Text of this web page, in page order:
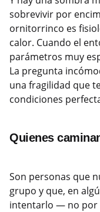
sobrevivir por
ornitorrinco es
calor. Cuando el
parámetros muy
La pregunta
una fragilidad que
condiciones
Quienes
Son personas que
grupo y que, en
intentarlo — no por